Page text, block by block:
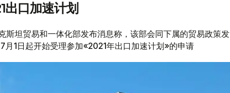
出口加速计划
坦贸易和一体化部发布消息称，该部会同下属的贸易政策发
1日起开始受理参加«2021年出口加速计划»的申请